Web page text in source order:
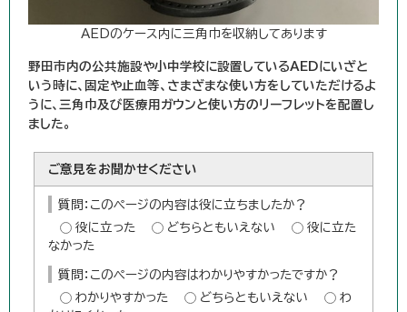
AEDのケース内に三角巾を収納してあります
野田市内の公共施設や小中学校に設置しているAEDにいざと
いう時に、固定や止血等、さまざまな使い方をしていただけるよ
うに、三角巾及び医療用ガウンと使い方のリーフレットを配置し
ました。
ご意見をお聞かせください
質問：このページの内容は役に立ちましたか？
役に立った
どちらともいえない
役に立た
なかった
質問：このページの内容はわかりやすかったですか？
わかりやすかった
どちらともいえない
わ